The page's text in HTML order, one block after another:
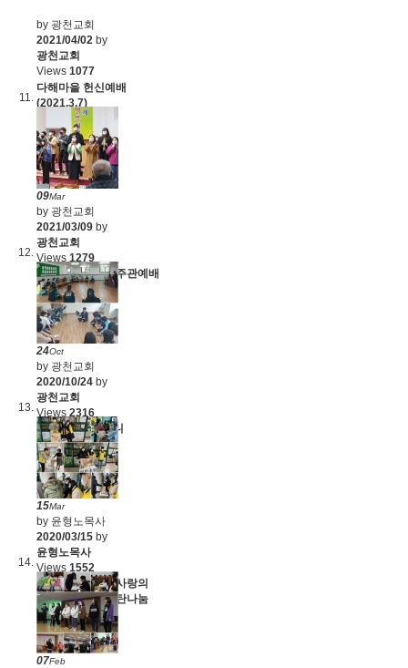
by 광천교회
2021/04/02 by
광천교회
Views 1077
다해마을 헌신예배
(2021.3.7)
09Mar
by 광천교회
2021/03/09 by
광천교회
Views 1279
다니엘커뮤니티 주관예배
(2021.3.3)
24Oct
by 광천교회
2020/10/24 by
광천교회
Views 2316
어와나, 트랙, 저니
(2020.10.18)
15Mar
by 윤형노목사
2020/03/15 by
윤형노목사
Views 1552
다니엘커뮤니티 사랑의
온도 1도 UP / 연탄나눔
(20.2.9-16)
07Feb